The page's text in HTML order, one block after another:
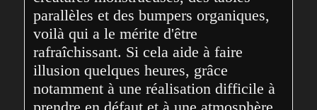
parallèles et des bumpers organiques,
voilà qui a le mérite d'être
rafraîchissant. Si cela aide à faire
illusion quelques heures, grâce
notamment à une réalisation difficile à